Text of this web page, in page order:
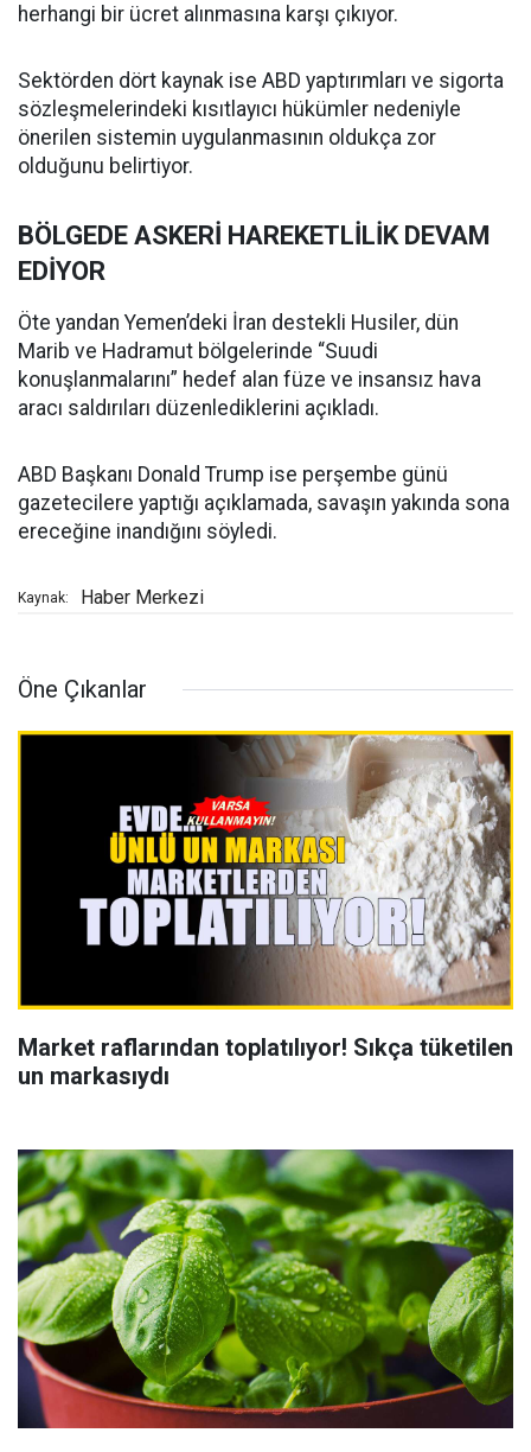
herhangi bir ücret alınmasına karşı çıkıyor.
Sektörden dört kaynak ise ABD yaptırımları ve sigorta
sözleşmelerindeki kısıtlayıcı hükümler nedeniyle
önerilen sistemin uygulanmasının oldukça zor
olduğunu belirtiyor.
BÖLGEDE ASKERİ HAREKETLİLİK DEVAM
EDİYOR
Öte yandan Yemen’deki İran destekli Husiler, dün
Marib ve Hadramut bölgelerinde “Suudi
konuşlanmalarını” hedef alan füze ve insansız hava
aracı saldırıları düzenlediklerini açıkladı.
ABD Başkanı Donald Trump ise perşembe günü
gazetecilere yaptığı açıklamada, savaşın yakında sona
ereceğine inandığını söyledi.
Kaynak: Haber Merkezi
Öne Çıkanlar
Market raflarından toplatılıyor! Sıkça tüketilen
un markasıydı